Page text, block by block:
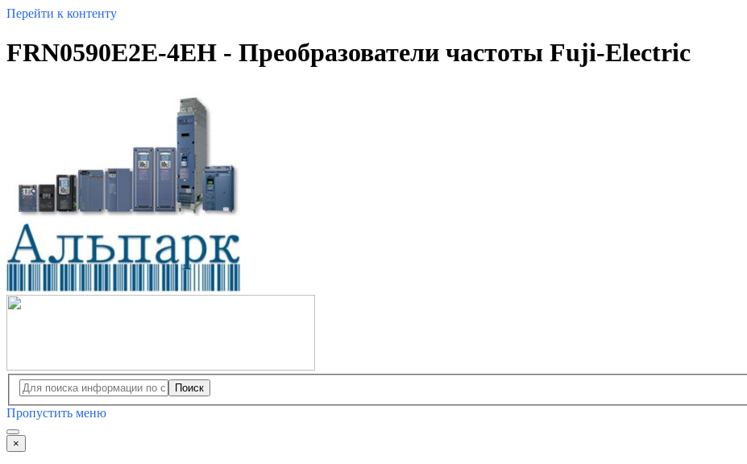
Перейти к контенту
FRN0590E2E-4EH - Преобразователи частоты Fuji-Electric
Поиск
Пропустить меню
×